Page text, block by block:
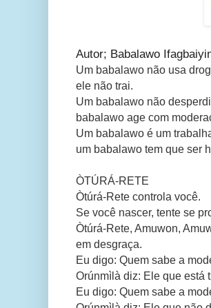
Autor; Babalawo
Um babalawo não usa
ele não trai.
Um babalawo não
babalawo age com
Um babalawo é um
um babalawo tem que ser
ÒTÚRÁ-RETE
Òtúrá-Rete controla você.
Se você nascer, tente se
Òtúrá-Rete, Amuwon,
em desgraça.
Eu digo: Quem sabe a
Orúnmìlà diz: Ele que está
Eu digo: Quem sabe a